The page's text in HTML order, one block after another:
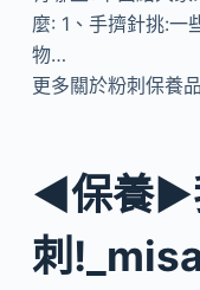
麼: 1、手擠針挑:一
物…
更多關於粉刺保養
◄保養►
刺